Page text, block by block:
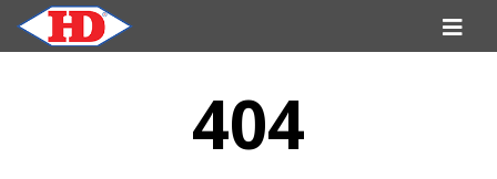
404